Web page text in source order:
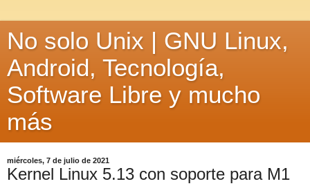
No solo Unix | GNU Linux,
Android, Tecnología,
Software Libre y mucho
más
miércoles, 7 de julio de 2021
Kernel Linux 5.13 con soporte para M1